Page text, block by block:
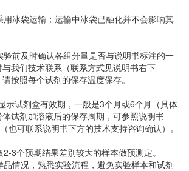
冰袋运输；运输中冰袋已融化并不会影响其
前及时确认各组分量是否与说明书标注的一
我们技术联系（联系方式见说明书右下
按照每个试剂的保存温度保存。
试剂盒有效期，一般是3个月或6个月（具体
试剂加溶液后的保存周期，可参照说明书
也可联系说明书下方的技术支持咨询确认）。
3个预期结果差别较大的样本做预测定。
情况，熟悉实验流程，避免实验样本和试剂